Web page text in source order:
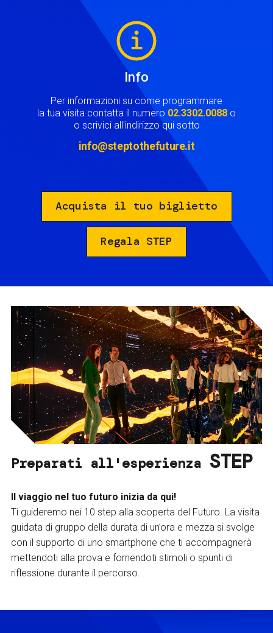
Info
Per informazioni su come programmare
la tua visita contatta il numero 02.3302.0088 o
o scrivici all'indirizzo qui sotto
info@steptothefuture.it
Acquista il tuo biglietto
Regala STEP
Preparati all'esperienza STEP
Il viaggio nel tuo futuro inizia da qui!
Ti guideremo nei 10 step alla scoperta del Futuro. La visita
guidata di gruppo della durata di un’ora e mezza si svolge
con il supporto di uno smartphone che ti accompagnerà
mettendoti alla prova e fornendoti stimoli o spunti di
riflessione durante il percorso.